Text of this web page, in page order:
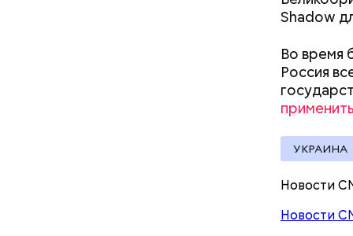
Shadow
Во время
Россия
УКРАИНА
Новости
Новости
Леонтьев
открытом
делать
По
раз